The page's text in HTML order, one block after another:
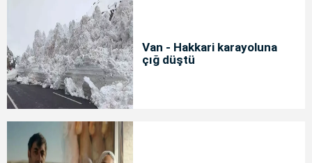
Van - Hakkari karayoluna
çığ düştü